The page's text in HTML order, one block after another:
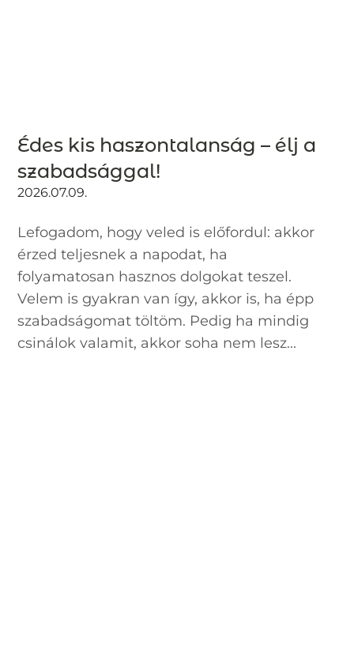
Édes kis haszontalanság – élj a
szabadsággal!
2026.07.09.
Lefogadom, hogy veled is előfordul: akkor
érzed teljesnek a napodat, ha
folyamatosan hasznos dolgokat teszel.
Velem is gyakran van így, akkor is, ha épp
szabadságomat töltöm. Pedig ha mindig
csinálok valamit, akkor soha nem lesz...